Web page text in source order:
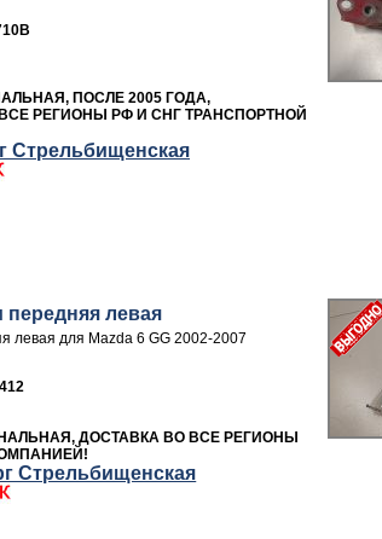
ПОСЛЕ 2005 ГОДА,
РЕГИОНЫ РФ И СНГ ТРАНСПОРТНОЙ
Стрельбищенская
передняя левая
левая для Mazda 6 GG 2002-2007
ДОСТАВКА ВО ВСЕ РЕГИОНЫ
Стрельбищенская